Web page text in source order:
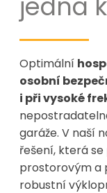
Optimální
osobní
i při vysoké
garáže. V naší
řešení, která
prostorovým a
robustní